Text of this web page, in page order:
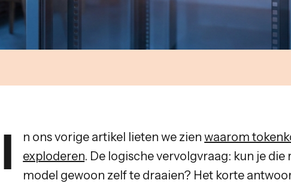
I n ons vorige artikel lieten we zienwaarom
exploderen. De logische vervolgvraag: kun je
model gewoon zelf te draaien? Het korte